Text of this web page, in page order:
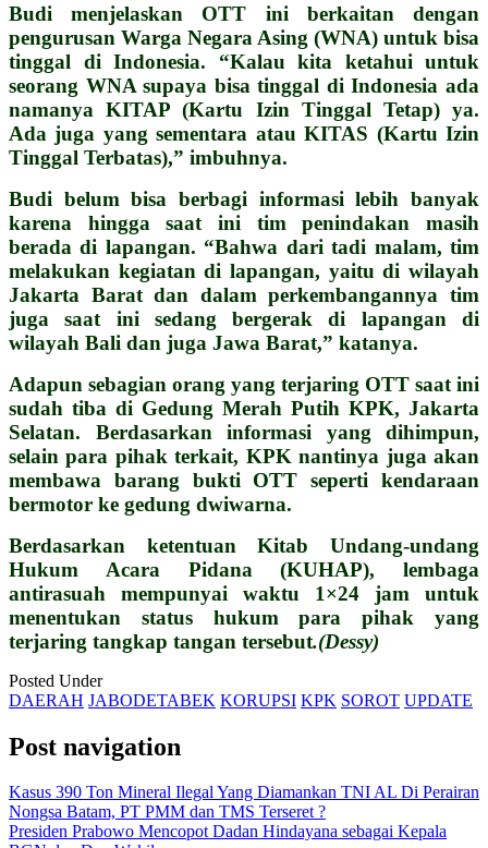
Budi menjelaskan OTT ini berkaitan dengan
pengurusan Warga Negara Asing (WNA) untuk bisa
tinggal di Indonesia. “Kalau kita ketahui untuk
seorang WNA supaya bisa tinggal di Indonesia ada
namanya KITAP (Kartu Izin Tinggal Tetap) ya.
Ada juga yang sementara atau KITAS (Kartu Izin
Tinggal Terbatas),” imbuhnya.
Budi belum bisa berbagi informasi lebih banyak
karena hingga saat ini tim penindakan masih
berada di lapangan. “Bahwa dari tadi malam, tim
melakukan kegiatan di lapangan, yaitu di wilayah
Jakarta Barat dan dalam perkembangannya tim
juga saat ini sedang bergerak di lapangan di
wilayah Bali dan juga Jawa Barat,” katanya.
Adapun sebagian orang yang terjaring OTT saat ini
sudah tiba di Gedung Merah Putih KPK, Jakarta
Selatan. Berdasarkan informasi yang dihimpun,
selain para pihak terkait, KPK nantinya juga akan
membawa barang bukti OTT seperti kendaraan
bermotor ke gedung dwiwarna.
Berdasarkan ketentuan Kitab Undang-undang
Hukum Acara Pidana (KUHAP), lembaga
antirasuah mempunyai waktu 1×24 jam untuk
menentukan status hukum para pihak yang
terjaring tangkap tangan tersebut.(Dessy)
Posted Under
DAERAH JABODETABEK KORUPSI KPK SOROT UPDATE
Post navigation
Kasus 390 Ton Mineral Ilegal Yang Diamankan TNI AL Di Perairan
Nongsa Batam, PT PMM dan TMS Terseret ?
Presiden Prabowo Mencopot Dadan Hindayana sebagai Kepala